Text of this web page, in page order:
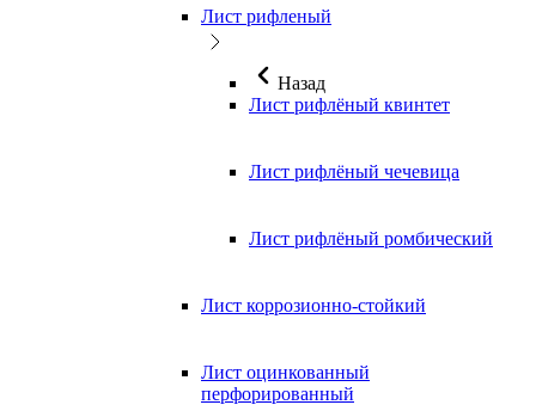
Лист рифленый
Назад
Лист рифлёный квинтет
Лист рифлёный чечевица
Лист рифлёный ромбический
Лист коррозионно-стойкий
Лист оцинкованный
перфорированный